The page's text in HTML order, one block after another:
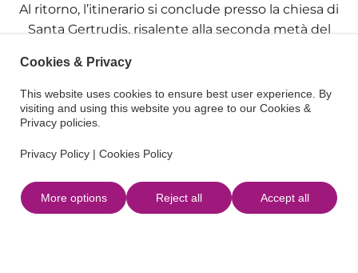
Al ritorno, l’itinerario si conclude presso la chiesa di
Santa Gertrudis,risalente alla seconda metà del
conoscere un piccolo frammento del patrimonio
culturale ibizenco.
Ideale per chi cerca una fuga tranquilla tra natura e
Cookies & Privacy
This website uses cookies to ensure best user experience. By
visiting and using this website you agree to our Cookies &
Privacy policies.
Privacy Policy | Cookies Policy
More options Reject all Accept all